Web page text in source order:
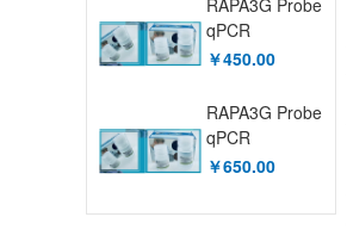
RAPA3G Probe
qPCR
MasterMix
￥450.00
RAPA3G Probe
qPCR
MasterMix
XY9A2262
￥650.00